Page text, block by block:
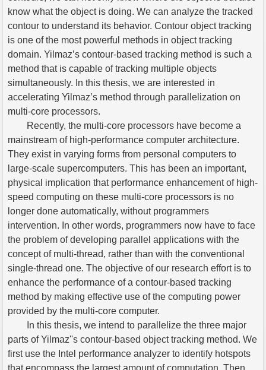
know what the object is doing. We can analyze the tracked
contour to understand its behavior. Contour object tracking
is one of the most powerful methods in object tracking
domain. Yilmaz’s contour-based tracking method is such a
method that is capable of tracking multiple objects
simultaneously. In this thesis, we are interested in
accelerating Yilmaz’s method through parallelization on
multi-core processors.
Recently, the multi-core processors have become a
mainstream of high-performance computer architecture.
They exist in varying forms from personal computers to
large-scale supercomputers. This has been an important,
physical implication that performance enhancement of high-
speed computing on these multi-core processors is no
longer done automatically, without programmers
intervention. In other words, programmers now have to face
the problem of developing parallel applications with the
concept of multi-thread, rather than with the conventional
single-thread one. The objective of our research effort is to
enhance the performance of a contour-based tracking
method by making effective use of the computing power
provided by the multi-core computer.
In this thesis, we intend to parallelize the three major
parts of Yilmaz''s contour-based object tracking method. We
first use the Intel performance analyzer to identify hotspots
that encompass the largest amount of computation. Then